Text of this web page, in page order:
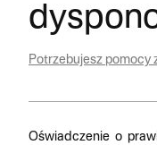
Potrzebujesz pomocy
Oświadczenie o